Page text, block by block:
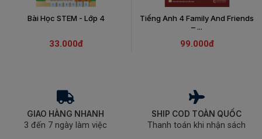
Bài Học STEM - Lớp 4
33.000đ
Tiếng Anh 4 Family And Friends
– ...
99.000đ
GIAO HÀNG NHANH
3 đến 7 ngày làm việc
SHIP COD TOÀN QUỐC
Thanh toán khi nhận sách